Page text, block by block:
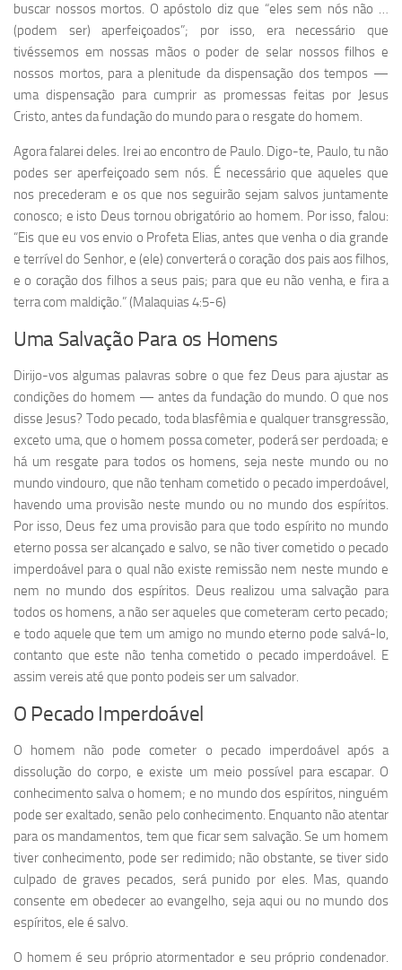
buscar nossos mortos. O apóstolo diz que “eles sem nós não …
(podem ser) aperfeiçoados”; por isso, era necessário que
tivéssemos em nossas mãos o poder de selar nossos filhos e
nossos mortos, para a plenitude da dispensação dos tempos —
uma dispensação para cumprir as promessas feitas por Jesus
Cristo, antes da fundação do mundo para o resgate do homem.
Agora falarei deles. Irei ao encontro de Paulo. Digo-te, Paulo, tu não
podes ser aperfeiçoado sem nós. É necessário que aqueles que
nos precederam e os que nos seguirão sejam salvos juntamente
conosco; e isto Deus tornou obrigatório ao homem. Por isso, falou:
“Eis que eu vos envio o Profeta Elias, antes que venha o dia grande
e terrível do Senhor, e (ele) converterá o coração dos pais aos filhos,
e o coração dos filhos a seus pais; para que eu não venha, e fira a
terra com maldição.” (Malaquias 4:5-6)
Uma Salvação Para os Homens
Dirijo-vos algumas palavras sobre o que fez Deus para ajustar as
condições do homem — antes da fundação do mundo. O que nos
disse Jesus? Todo pecado, toda blasfêmia e qualquer transgressão,
exceto uma, que o homem possa cometer, poderá ser perdoada; e
há um resgate para todos os homens, seja neste mundo ou no
mundo vindouro, que não tenham cometido o pecado imperdoável,
havendo uma provisão neste mundo ou no mundo dos espíritos.
Por isso, Deus fez uma provisão para que todo espírito no mundo
eterno possa ser alcançado e salvo, se não tiver cometido o pecado
imperdoável para o qual não existe remissão nem neste mundo e
nem no mundo dos espíritos. Deus realizou uma salvação para
todos os homens, a não ser aqueles que cometeram certo pecado;
e todo aquele que tem um amigo no mundo eterno pode salvá-lo,
contanto que este não tenha cometido o pecado imperdoável. E
assim vereis até que ponto podeis ser um salvador.
O Pecado Imperdoável
O homem não pode cometer o pecado imperdoável após a
dissolução do corpo, e existe um meio possível para escapar. O
conhecimento salva o homem; e no mundo dos espíritos, ninguém
pode ser exaltado, senão pelo conhecimento. Enquanto não atentar
para os mandamentos, tem que ficar sem salvação. Se um homem
tiver conhecimento, pode ser redimido; não obstante, se tiver sido
culpado de graves pecados, será punido por eles. Mas, quando
consente em obedecer ao evangelho, seja aqui ou no mundo dos
espíritos, ele é salvo.
O homem é seu próprio atormentador e seu próprio condenador.